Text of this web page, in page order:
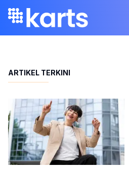
ARTIKEL TERKINI